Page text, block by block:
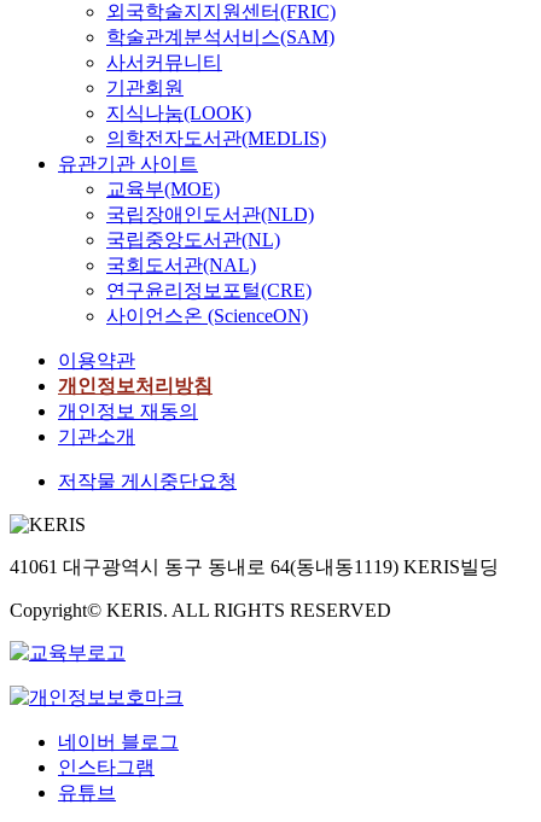
외국학술지지원센터(FRIC)
학술관계분석서비스(SAM)
사서커뮤니티
기관회원
지식나눔(LOOK)
의학전자도서관(MEDLIS)
유관기관 사이트
교육부(MOE)
국립장애인도서관(NLD)
국립중앙도서관(NL)
국회도서관(NAL)
연구윤리정보포털(CRE)
사이언스온 (ScienceON)
이용약관
개인정보처리방침
개인정보 재동의
기관소개
저작물 게시중단요청
41061 대구광역시 동구 동내로 64(동내동1119) KERIS빌딩
Copyright© KERIS. ALL RIGHTS RESERVED
네이버 블로그
인스타그램
유튜브